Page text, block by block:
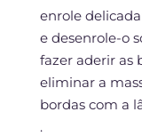
enrole
e desenrole-o
fazer aderir as
eliminar a
bordas com a
.